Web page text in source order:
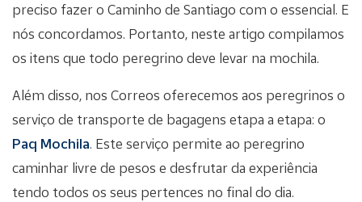
preciso fazer o Caminho de Santiago com o essencial. E
nós concordamos. Portanto, neste artigo compilamos
os itens que todo peregrino deve levar na mochila.
Além disso, nos Correos oferecemos aos peregrinos o
serviço de transporte de bagagens etapa a etapa: o
Paq Mochila. Este serviço permite ao peregrino
caminhar livre de pesos e desfrutar da experiência
tendo todos os seus pertences no final do dia.